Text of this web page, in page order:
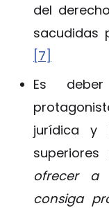
del
sacudidas
[7]
Es
jurídica y
superiores
ofrecer a
consiga